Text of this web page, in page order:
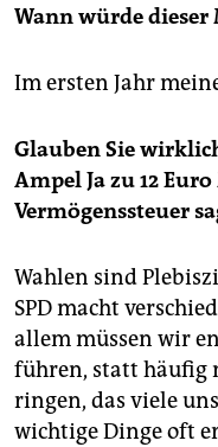
Wann würde
Im ersten Jahr
Glauben Sie
Ampel Ja zu 12
Vermögenssteuer
Wahlen sind
SPD macht
allem müssen wir
führen, statt häufig
ringen, das viele
wichtige Dinge oft